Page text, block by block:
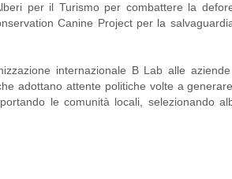
per il Turismo per combattere la
Canine Project per la
internazionale B Lab alle
adottano attente politiche volte a
le comunità locali, selezionando